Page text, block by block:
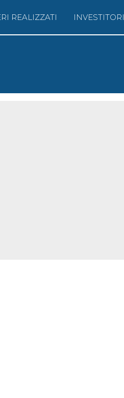
REALIZZATI INVESTITORI